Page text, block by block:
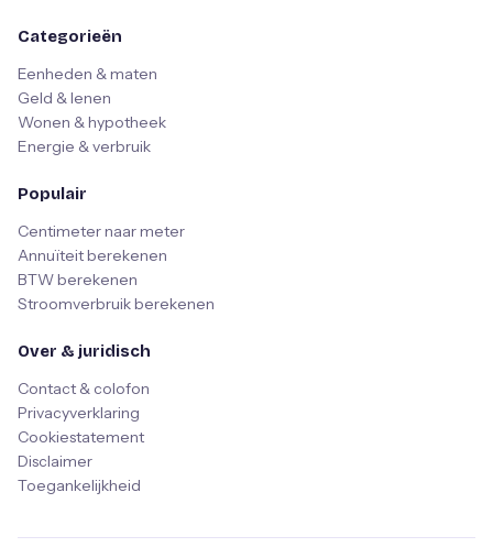
Categorieën
Eenheden & maten
Geld & lenen
Wonen & hypotheek
Energie & verbruik
Populair
Centimeter naar meter
Annuïteit berekenen
BTW berekenen
Stroomverbruik berekenen
Over & juridisch
Contact & colofon
Privacyverklaring
Cookiestatement
Disclaimer
Toegankelijkheid